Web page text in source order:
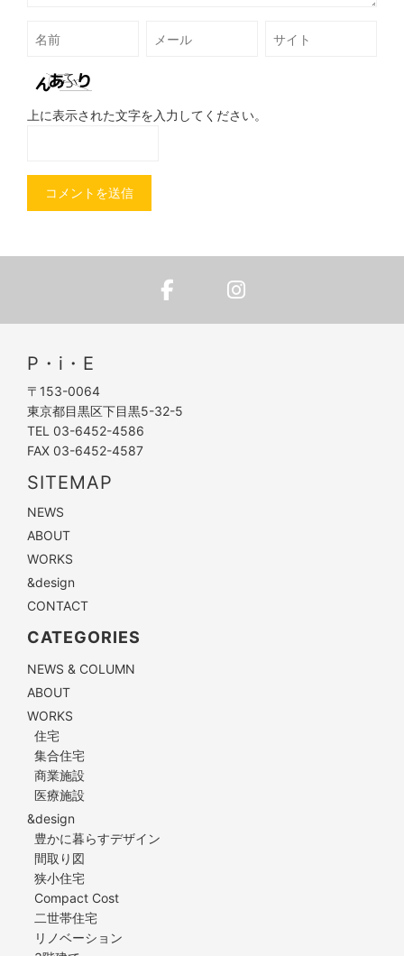
上に表示された文字を入力してください。
P・i・E
〒153-0064
東京都目黒区下目黒5-32-5
TEL 03-6452-4586
FAX 03-6452-4587
SITEMAP
NEWS
ABOUT
WORKS
&design
CONTACT
CATEGORIES
NEWS & COLUMN
ABOUT
WORKS
住宅
集合住宅
商業施設
医療施設
&design
豊かに暮らすデザイン
間取り図
狭小住宅
Compact Cost
二世帯住宅
リノベーション